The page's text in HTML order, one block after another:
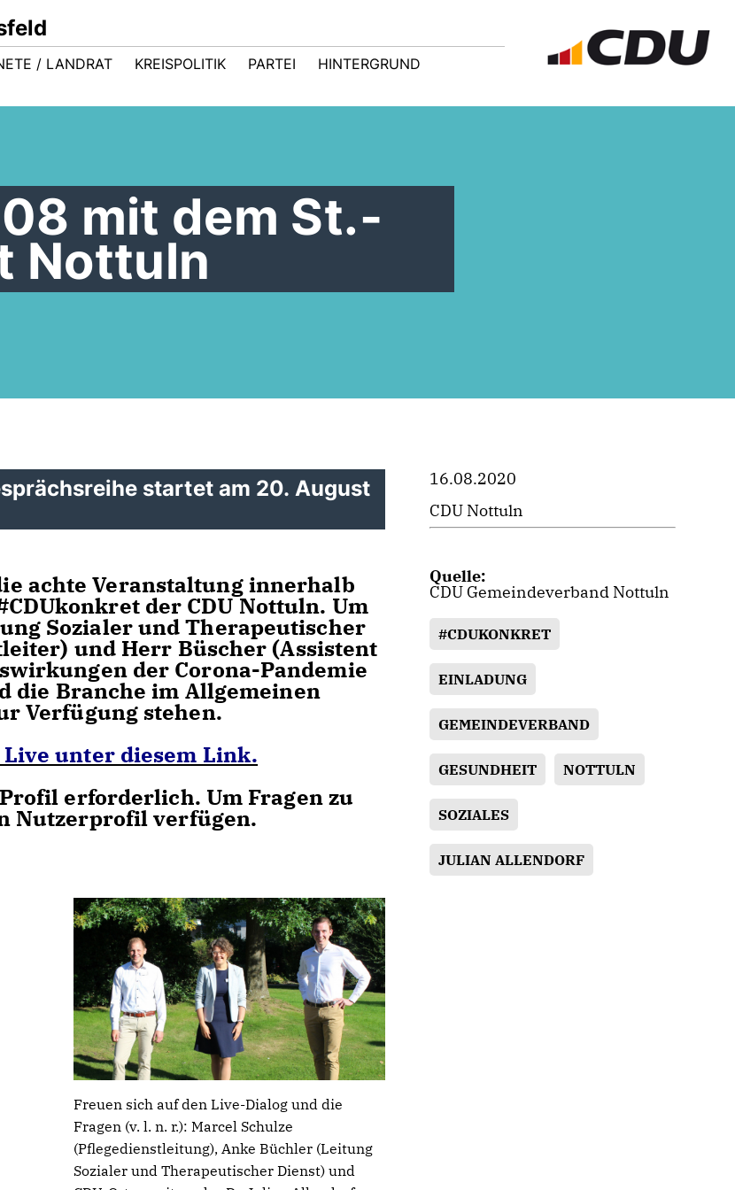
/ LANDRAT KREISPOLITIK PARTEI HINTERGRUND
mit dem St.-
Nottuln
startet am 20. August
achte Veranstaltung innerhalb
der CDU Nottuln. Um
Sozialer und Therapeutischer
und Herr Büscher (Assistent
der Corona-Pandemie
die Branche im Allgemeinen
Verfügung stehen.
unter diesem Link.
erforderlich. Um Fragen zu
Nutzerprofil verfügen.
Freuen sich auf den Live-Dialog und die
Fragen (v. l. n. r.): Marcel Schulze
(Pflegedienstleitung), Anke Büchler (Leitung
Sozialer und Therapeutischer Dienst) und
16.08.2020
CDU Nottuln
Quelle:
CDU Gemeindeverband Nottuln
#CDUKONKRET
EINLADUNG
GEMEINDEVERBAND
GESUNDHEIT NOTTULN
SOZIALES
JULIAN ALLENDORF